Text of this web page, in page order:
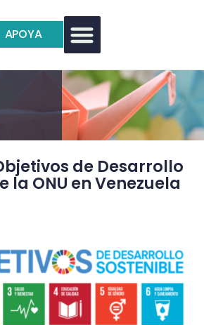
APOYA
de Desarrollo
la ONU en Venezuela